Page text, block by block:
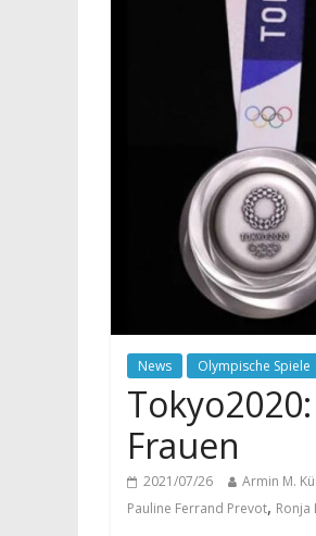
News Olympische Spiele
Frauen
2021/07/26 Armin M.
Pauline Ferrand Prevot, Ronja